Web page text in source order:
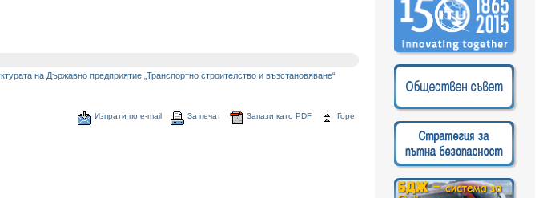
на Държавно предприятие „Транспортно строителство и възстановяване“
Изпрати по е-mail За печат Запази като PDF Горе